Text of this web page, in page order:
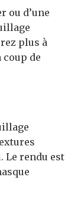
ou d’une
plus à
de
Le rendu est